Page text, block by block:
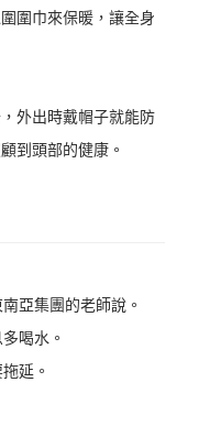
圍巾來保暖，讓全身
外出時戴帽子就能防
到頭部的健康。
亞集團的老師說。
喝水。
延。